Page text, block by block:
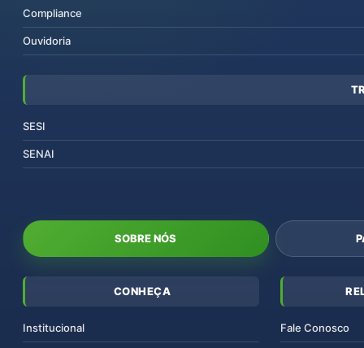
Compliance
Ouvidoria
SESI
SENAI
SOBRE NÓS
CONHEÇA
Institucional Fale Conosco